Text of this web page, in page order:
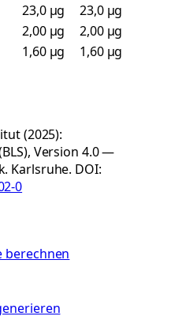
23,0 µg
23,0 µg
2,00 µg
2,00 µg
1,60 µg
1,60 µg
(2025):
Version 4.0 —
Karlsruhe. DOI:
0
berechnen